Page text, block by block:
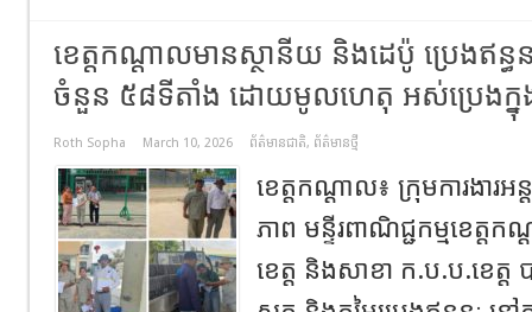
ខេត្តកណ្ដាលមានស្ថានីយ និងដេប៉ូ ប្រេងឥន្
ចំនួន ៥៨ទីតាំង ដោយមូលហេតុ អស់ប្រេងក្
Roth Sopha March 10, 2026 ព័ត៌មានជាតិ, ព័ត៌មានថ្មី
ខេត្តកណ្ដាល៖ ក្រុមការងារ
ភាព មន្ទីរពាណិជ្ជកម្មខេត្ត
ខេត្ត និងសាខា ក.ប.ប.ខេត្ត